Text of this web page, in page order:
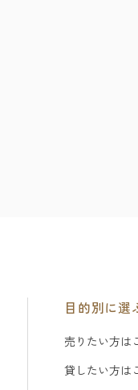
目的別に選
売りたい方は
貸したい方は